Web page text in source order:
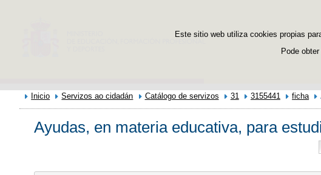
Este sitio web utiliza cookies propias
Pode
Inicio Servizos ao cidadán Catálogo de servizos 31 3155441 ficha
Ayudas, en materia educativa, para